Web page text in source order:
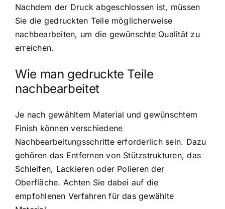
Nachdem der Druck abgeschlossen ist, müssen
Sie die gedruckten Teile möglicherweise
nachbearbeiten, um die gewünschte Qualität zu
erreichen.
Wie man gedruckte Teile
nachbearbeitet
Je nach gewähltem Material und gewünschtem
Finish können verschiedene
Nachbearbeitungsschritte erforderlich sein. Dazu
gehören das Entfernen von Stützstrukturen, das
Schleifen, Lackieren oder Polieren der
Oberfläche. Achten Sie dabei auf die
empfohlenen Verfahren für das gewählte